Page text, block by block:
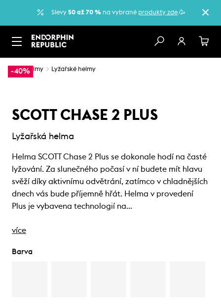
Slevy 50 až 70 % na vybrané produkty zde.🥳
-40%
… Helmy Lyžařské helmy
SCOTT CHASE 2 PLUS
Lyžařská helma
Helma SCOTT Chase 2 Plus se dokonale hodí na časté
lyžování. Za slunečného počasí v ní budete mít hlavu
svěží díky aktivnímu odvětrání, zatímco v chladnějších
dnech vás bude příjemně hřát. Helma v provedení
Plus je vybavena technologií na…
více
Barva